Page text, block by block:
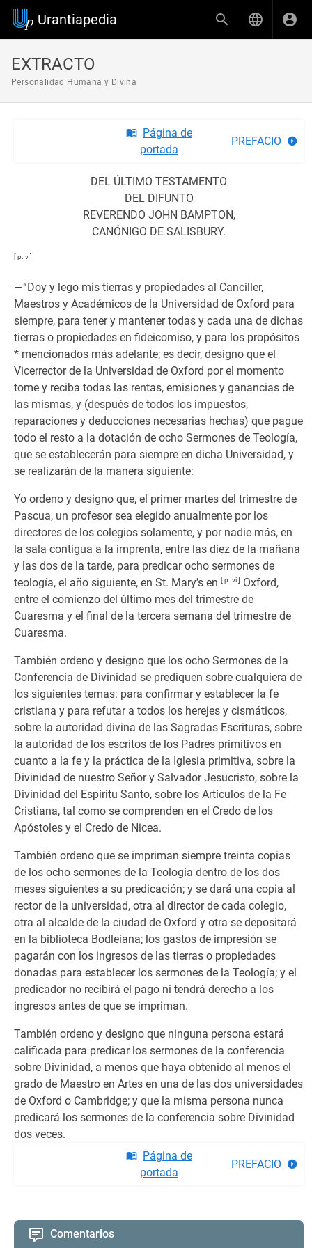
Urantiapedia
EXTRACTO
Personalidad Humana y Divina
Página de
portada
PREFACIO
DEL ÚLTIMO TESTAMENTO
DEL DIFUNTO
REVERENDO JOHN BAMPTON,
CANÓNIGO DE SALISBURY.
[ p. v ]
—“Doy y lego mis tierras y propiedades al Canciller,
Maestros y Académicos de la Universidad de Oxford para
siempre, para tener y mantener todas y cada una de dichas
tierras o propiedades en fideicomiso, y para los propósitos
* mencionados más adelante; es decir, designo que el
Vicerrector de la Universidad de Oxford por el momento
tome y reciba todas las rentas, emisiones y ganancias de
las mismas, y (después de todos los impuestos,
reparaciones y deducciones necesarias hechas) que pague
todo el resto a la dotación de ocho Sermones de Teología,
que se establecerán para siempre en dicha Universidad, y
se realizarán de la manera siguiente:
Yo ordeno y designo que, el primer martes del trimestre de
Pascua, un profesor sea elegido anualmente por los
directores de los colegios solamente, y por nadie más, en
la sala contigua a la imprenta, entre las diez de la mañana
y las dos de la tarde, para predicar ocho sermones de
teología, el año siguiente, en St. Mary’s en [ p. vi ]
Oxford,
entre el comienzo del último mes del trimestre de
Cuaresma y el final de la tercera semana del trimestre de
Cuaresma.
También ordeno y designo que los ocho Sermones de la
Conferencia de Divinidad se prediquen sobre cualquiera de
los siguientes temas: para confirmar y establecer la fe
cristiana y para refutar a todos los herejes y cismáticos,
sobre la autoridad divina de las Sagradas Escrituras, sobre
la autoridad de los escritos de los Padres primitivos en
cuanto a la fe y la práctica de la Iglesia primitiva, sobre la
Divinidad de nuestro Señor y Salvador Jesucristo, sobre la
Divinidad del Espíritu Santo, sobre los Artículos de la Fe
Cristiana, tal como se comprenden en el Credo de los
Apóstoles y el Credo de Nicea.
También ordeno que se impriman siempre treinta copias
de los ocho sermones de la Teología dentro de los dos
meses siguientes a su predicación; y se dará una copia al
rector de la universidad, otra al director de cada colegio,
otra al alcalde de la ciudad de Oxford y otra se depositará
en la biblioteca Bodleiana; los gastos de impresión se
pagarán con los ingresos de las tierras o propiedades
donadas para establecer los sermones de la Teología; y el
predicador no recibirá el pago ni tendrá derecho a los
ingresos antes de que se impriman.
También ordeno y designo que ninguna persona estará
calificada para predicar los sermones de la conferencia
sobre Divinidad, a menos que haya obtenido al menos el
grado de Maestro en Artes en una de las dos universidades
de Oxford o Cambridge; y que la misma persona nunca
predicará los sermones de la conferencia sobre Divinidad
dos veces.
Página de
portada
PREFACIO
Comentarios